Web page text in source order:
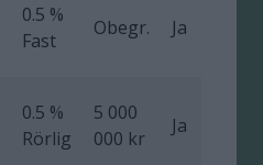
0.5 %
Fast
Obegr. Ja
0.5 %
Rörlig
5 000
000 kr
Ja